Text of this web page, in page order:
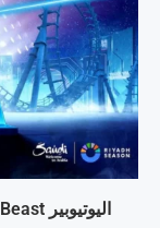
اليوتيوبير Mr Beast يفتح حديقة ترفيهية في بلد… مفاجئ